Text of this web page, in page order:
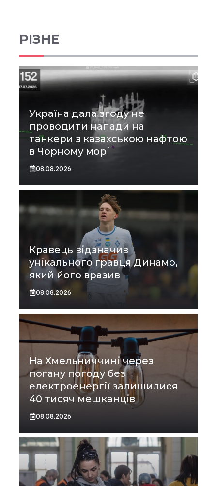
РІЗНЕ
Україна дала згоду не
проводити напади на
танкери з казахською нафтою
в Чорному морі
08.08.2026
Кравець відзначив
унікального гравця Динамо,
який його вразив
08.08.2026
На Хмельниччині через
погану погоду без
електроенергії залишилися
40 тисяч мешканців
08.08.2026